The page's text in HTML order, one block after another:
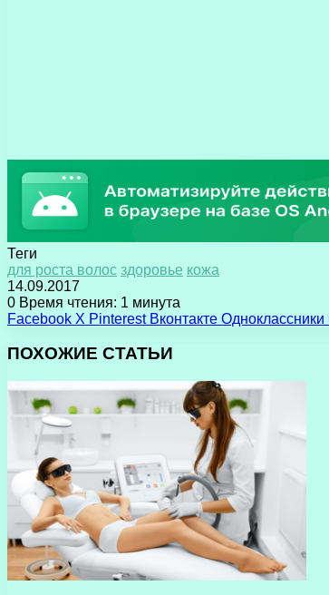
Теги
для роста волос здоровье кожа
14.09.2017
0 Время чтения: 1 минута
Facebook X Pinterest Вконтакте Одноклассники
ПОХОЖИЕ СТАТЬИ